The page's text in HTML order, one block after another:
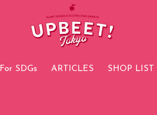
For SDGs ARTICLES SHOP LIST